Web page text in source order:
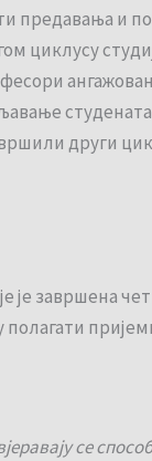
предавања и
циклусу
други
је завршена
се